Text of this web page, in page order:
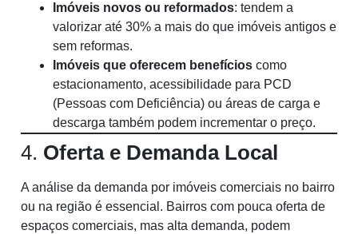
Imóveis novos ou reformados: tendem a
valorizar até 30% a mais do que imóveis antigos e
sem reformas.
Imóveis que oferecem benefícios como
estacionamento, acessibilidade para PCD
(Pessoas com Deficiência) ou áreas de carga e
descarga também podem incrementar o preço.
4. Oferta e Demanda Local
A análise da demanda por imóveis comerciais no bairro
ou na região é essencial. Bairros com pouca oferta de
espaços comerciais, mas alta demanda, podem